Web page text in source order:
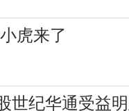
虎来了
世纪华通受益